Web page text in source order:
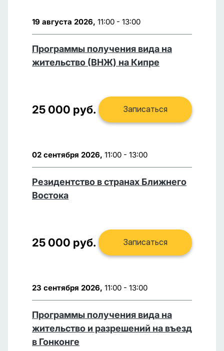
19 августа 2026, 11:00 - 13:00
Программы получения вида на
жительство (ВНЖ) на Кипре
25 000 руб. Записаться
02 сентября 2026, 11:00 - 13:00
Резидентство в странах Ближнего
Востока
25 000 руб. Записаться
23 сентября 2026, 11:00 - 13:00
Программы получения вида на
жительство и разрешений на въезд
в Гонконге